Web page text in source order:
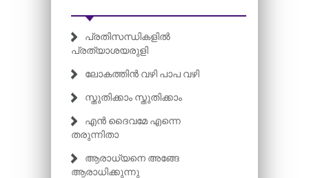
പ്രതിസന്ധികളിൽ
പ്രത്യാശയരുളി
ലോകത്തിൻ വഴി പാപ വഴി
സ്തുതിക്കാം സ്തുതിക്കാം
എൻ ദൈവമേ എന്നെ
തരുന്നിതാ
ആരാധ്യനെ അങ്ങേ
ആരാധിക്കുന്നു